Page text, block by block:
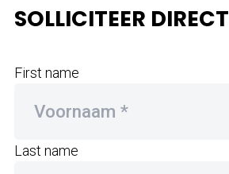
SOLLICITEER DIRECT
First name
Last name